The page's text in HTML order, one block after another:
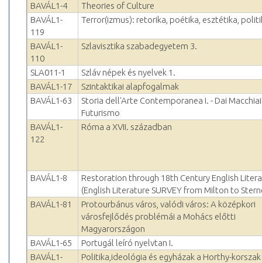
BAVÁL1-4
Theories of Culture
BAVÁL1-
119
Terror(izmus): retorika, poétika, esztétika,
BAVÁL1-
110
Szlavisztika szabadegyetem 3.
SLA011-1
Szláv népek és nyelvek 1.
BAVÁL1-17
Szintaktikai alapfogalmak
BAVÁL1-63
Storia dell'Arte Contemporanea I. - Dai
Futurismo
BAVÁL1-
122
Róma a XVII. században
BAVÁL1-8
Restoration through 18th Century English
(English Literature SURVEY from Milton to
BAVÁL1-81
Protourbánus város, valódi város: A középkori
városfejlődés problémái a Mohács előtti
Magyarországon
BAVÁL1-65
Portugál leíró nyelvtan I.
BAVÁL1-
Politika,ideológia és egyházak a Horthy-korszak